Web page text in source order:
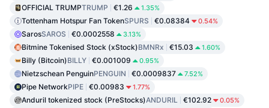
OFFICIAL TRUMPTRUMP €1.26 1.35%
Tottenham Hotspur Fan TokenSPURS €0.08384 0.54%
SarosSAROS €0.0002558 3.13%
Bitmine Tokenised Stock (xStock)BMNRx €15.03 1.60%
Billy (Bitcoin)BILLY €0.001009 0.95%
Nietzschean PenguinPENGUIN €0.0009837 7.52%
Pipe NetworkPIPE €0.00983 1.77%
Anduril tokenized stock (PreStocks)ANDURIL €102.92 0.05%